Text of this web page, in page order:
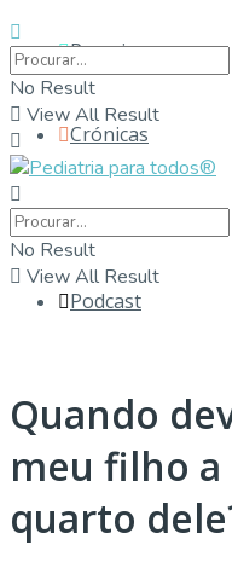
Parceiros
Crónicas
Contactos
Podcast
No Result
View All Result
No Result
View All Result
Quando
meu filho
quarto